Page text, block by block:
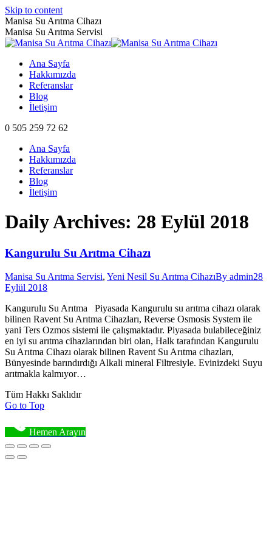
Skip to content
Manisa Su Arıtma Cihazı
Manisa Su Arıtma Servisi
Ana Sayfa
Hakkımızda
Referanslar
Blog
İletişim
0 505 259 72 62
Ana Sayfa
Hakkımızda
Referanslar
Blog
İletişim
Daily Archives: 28 Eylül 2018
Kangurulu Su Arıtma Cihazı
Manisa Su Arıtma Servisi, Yeni Nesil Su Arıtma CihazıBy admin28
Eylül 2018
Kangurulu Su Arıtma Piyasada Kangurulu su arıtma cihazı olarak
bilinen Ravent Su Arıtma Cihazları, Reverse Osmosis System ile
yani Ters Ozmos sistemi ile çalışmaktadır. Piyasada bulabileceğiniz
en iyi su arıtma cihazlarından biri olan, Halk tarafından Kangurulu
Su Arıtma Cihazı olarak bilinen Ravent Su Arıtma cihazları,
Bünyesinde barındırdığı Alkali mineral Filtresiyle. Evinizdeki Suyu
arıtmakla kalmıyor…
Tüm Hakkı Saklıdır
Go to Top
Hemen Arayın